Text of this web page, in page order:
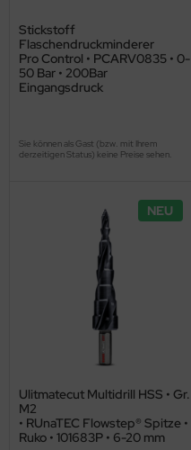
Stickstoff
Flaschendruckminderer
Pro Control • PCARV0835 • 0-
50 Bar • 200Bar
Eingangsdruck
Sie können als Gast (bzw. mit Ihrem
derzeitigen Status) keine Preise sehen.
NEU
Ulitmatecut Multidrill HSS • Gr.
M2
• RUnaTEC Flowstep® Spitze •
Ruko • 101683P • 6-20 mm